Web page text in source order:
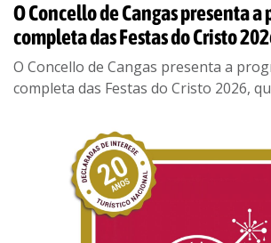
O Concello de Cangas presenta
completa das Festas do Cristo
O Concello de Cangas presenta a
completa das Festas do Cristo 2026,
converter a vila nun